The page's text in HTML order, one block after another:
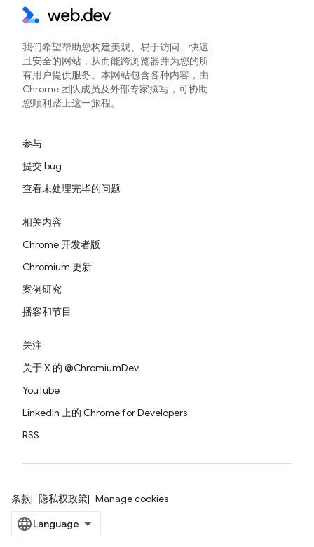
我们希望帮助您构建美观、易于访问、快速
且安全的网站，从而能跨浏览器并为您的所
有用户提供服务。本网站包含各种内容，由
Chrome 团队成员及外部专家撰写，可协助
您顺利踏上这一旅程。
参与
提交 bug
查看未处理完毕的问题
相关内容
Chrome 开发者版
Chromium 更新
案例研究
播客和节目
关注
关于 X 的 @ChromiumDev
YouTube
LinkedIn 上的 Chrome for Developers
RSS
条款 隐私权政策 Manage cookies